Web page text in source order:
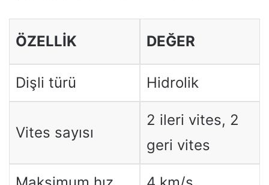
ÖZELLIK DEĞER
Dişli türü Hidrolik
Vites sayısı
2 ileri vites, 2
geri vites